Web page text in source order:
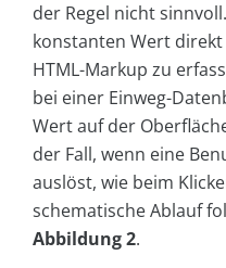
der Regel nicht
konstanten Wert
HTML-Markup zu
bei einer Einweg-
Wert auf der
der Fall, wenn eine
auslöst, wie beim
schematische Ablauf
Abbildung 2.